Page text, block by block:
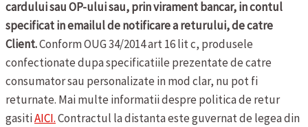
cardului sau OP-ului sau, prin virament bancar, in contul
specificat in emailul de notificare a returului, de catre
Client.Conform OUG 34/2014 art 16 lit c, produsele
confectionate dupa specificatiile prezentate de catre
consumator sau personalizate in mod clar, nu pot fi
returnate. Mai multe informatii despre politica de retur
gasitiAICI.Contractul la distanta este guvernat de legea din